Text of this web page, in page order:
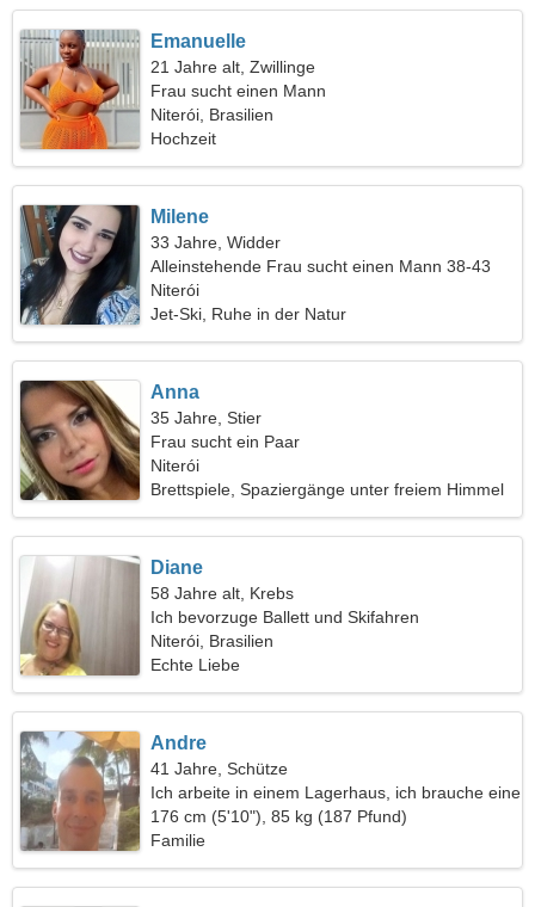
Emanuelle
21 Jahre alt, Zwillinge
Frau sucht einen Mann
Niterói, Brasilien
Hochzeit
Milene
33 Jahre, Widder
Alleinstehende Frau sucht einen Mann 38-43
Niterói
Jet-Ski, Ruhe in der Natur
Anna
35 Jahre, Stier
Frau sucht ein Paar
Niterói
Brettspiele, Spaziergänge unter freiem Himmel
Diane
58 Jahre alt, Krebs
Ich bevorzuge Ballett und Skifahren
Niterói, Brasilien
Echte Liebe
Andre
41 Jahre, Schütze
Ich arbeite in einem Lagerhaus, ich brauche eine
elegante Frau
176 cm (5'10"), 85 kg (187 Pfund)
Familie